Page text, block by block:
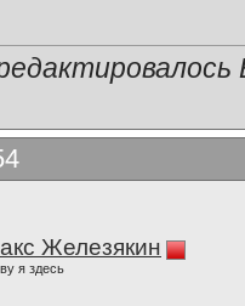
Железякин
я здесь